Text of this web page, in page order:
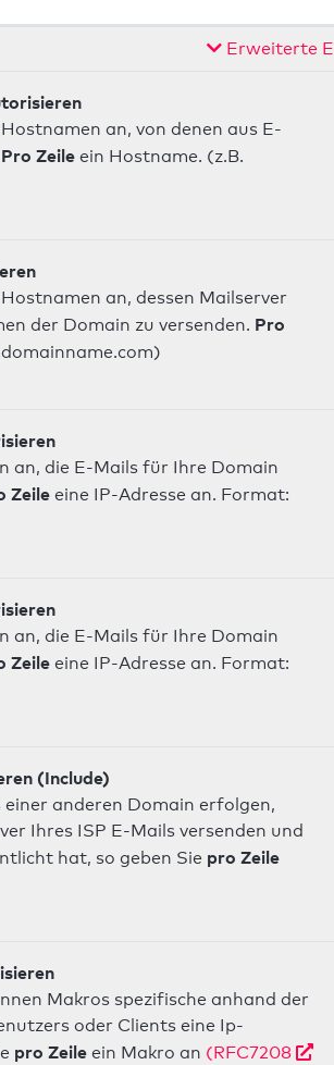
Erweiterte
an, von denen aus E-
Pro Zeile ein Hostname. (z.B.
an, dessen Mailserver
der Domain zu versenden. Pro
an, die E-Mails für Ihre Domain
Zeile eine IP-Adresse an. Format:
an, die E-Mails für Ihre Domain
Zeile eine IP-Adresse an. Format:
(Include)
anderen Domain erfolgen,
Ihres ISP E-Mails versenden und
hat, so geben Sie pro Zeile
Makros spezifische anhand der
oder Clients eine Ip-
pro Zeile ein Makro an (RFC7208